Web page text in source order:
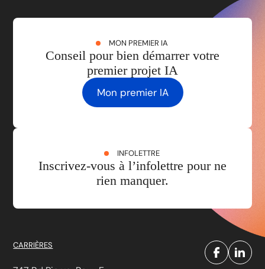
MON PREMIER IA
Conseil pour bien démarrer votre
premier projet IA
Mon premier IA
INFOLETTRE
Inscrivez-vous à l’infolettre pour ne
rien manquer.
CARRIÈRES